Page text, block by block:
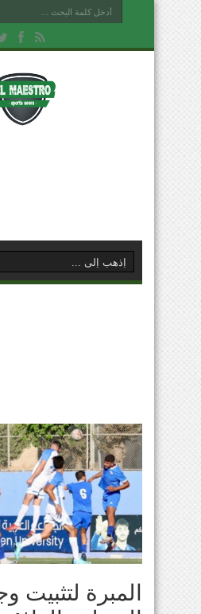
المبرة لتثبيت